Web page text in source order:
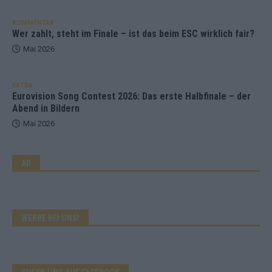
KOMMENTAR
Wer zahlt, steht im Finale – ist das beim ESC wirklich fair?
Mai 2026
EXTRA
Eurovision Song Contest 2026: Das erste Halbfinale – der
Abend in Bildern
Mai 2026
AD
WERBE BEI UNS!